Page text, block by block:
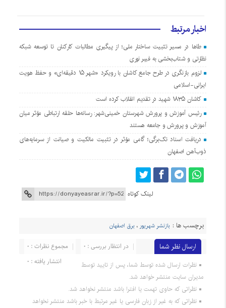
اخبار مرتبط
طاها در مسیر تثبیت ساختار ملی؛ از پیگیری مطالبات کارکنان تا توسعه شبکه
نظارتی و شتاب‌بخشی به فیبر نوری
لزوم بازنگری در طرح جامع کاشان با رویکرد «شهر ۱۵ دقیقه‌ای» و حفظ هویت
ایرانی-اسلامی
کاشان ۱۸۳۵ شهید در تقدیم انقلاب کرده است
رئیس آموزش و پرورش شهرستان خمینی‌شهر: رسانه‌ها حلقه ارتباطی مؤثر میان
آموزش و پرورش و جامعه هستند
دریافت اسناد تک‌برگی؛ گامی مؤثر در تثبیت مالکیت و صیانت از سرمایه‌های
ذوب‌آهن اصفهان
لینک کوتاه
برچسب ها : بازنشر شهریور ،برق اصفهان
ارسال نظر شما مجموع نظرات : 0
در انتظار بررسی : 0
انتشار یافته : 0
نظرات ارسال شده توسط شما، پس از تایید توسط
مدیران سایت منتشر خواهد شد.
نظراتی که حاوی تهمت یا افترا باشد منتشر نخواهد شد.
نظراتی که به غیر از زبان فارسی یا غیر مرتبط با خبر باشد منتشر نخواهد